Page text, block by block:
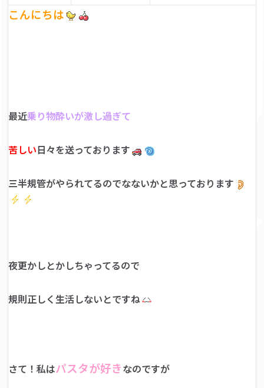
こんにちは
最近乗り物酔いが激し過ぎて
苦しい日々を送っております
三半規管がやられてるのでなないかと思っております
夜更かしとかしちゃってるので
規則正しく生活しないとですね
さて！私はパスタが好きなのですが